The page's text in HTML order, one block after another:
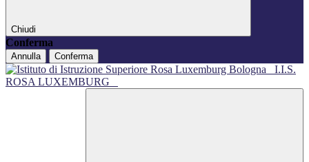
Chiudi
Conferma
Annulla Conferma
I.I.S.
ROSA LUXEMBURG